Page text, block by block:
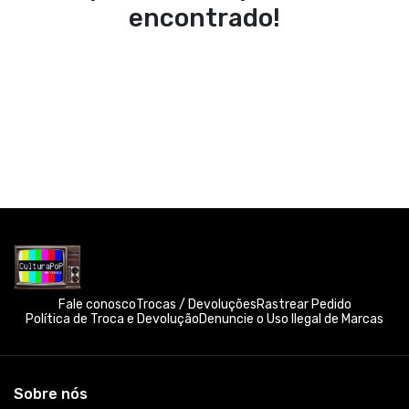
encontrado!
Fale conoscoTrocas / DevoluçõesRastrear Pedido
Política de Troca e DevoluçãoDenuncie o Uso Ilegal de Marcas
Sobre nós